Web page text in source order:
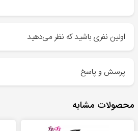
اولین نفری باشید که نظر می‌دهید
پرسش و پاسخ
محصولات مشابه